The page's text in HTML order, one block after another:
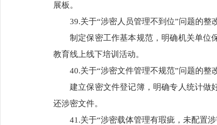
展板。
39.关于“涉密人员管理不到位”问题的整
制定保密工作基本规范，明确机关单位
教育线上线下培训活动。
40.关于“涉密文件管理不规范”问题的整
建立保密文件登记簿，明确专人统计做
还涉密文件。
41.关于“涉密载体管理有瑕疵，未配置